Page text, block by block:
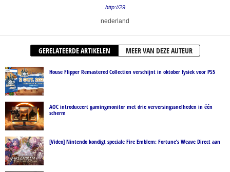
http://29
nederland
GERELATEERDE ARTIKELEN MEER VAN DEZE AUTEUR
House Flipper Remastered Collection verschijnt in oktober fysiek voor PS5
AOC introduceert gamingmonitor met drie verversingssnelheden in één
scherm
[Video] Nintendo kondigt speciale Fire Emblem: Fortune’s Weave Direct aan